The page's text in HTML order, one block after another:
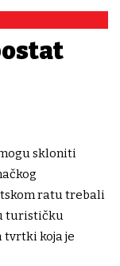
skloniti
ratu trebali
turističku
tvrtki koja je